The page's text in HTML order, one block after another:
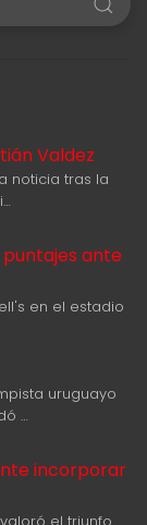
Valdez
noticia tras la
puntajes ante
en el estadio
uruguayo
…
incorporar